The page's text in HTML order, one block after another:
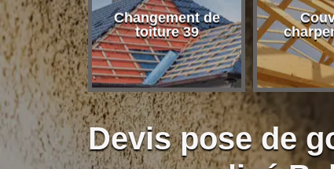
habillage
rive et
toit 39
Changement de
toiture 39
Devis pose de